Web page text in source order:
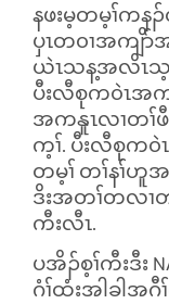
နဖးမ့တမ့ၢ်ကန
ပှၤတ၀ၢအကျိ
ယဲၤသန့အလိၤသ့
ပီးလီစုက၀ဲၤအ
အကနူၤလၢတၢ်
က့ၢ်. ပီးလီစုက၀ဲၤ
တမ့ၢ် တၢ်နၢ်ဟူ
ဒိးအတၢ်တလၢ
ကီးလီၤ.
ပအိၣ်စ့ၢ်ကီးဒီး
ဂံၢ်ထံးအါခါအ